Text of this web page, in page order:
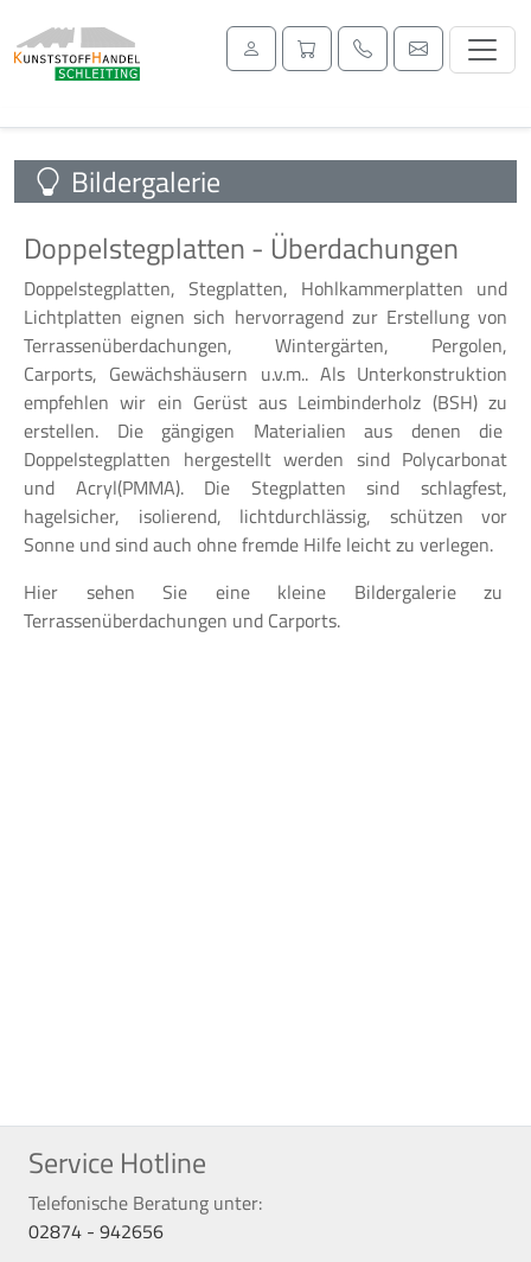
Bildergalerie
Doppelstegplatten - Überdachungen
Doppelstegplatten, Stegplatten, Hohlkammerplatten und
Lichtplatten eignen sich hervorragend zur Erstellung von
Terrassenüberdachungen, Wintergärten, Pergolen,
Carports, Gewächshäusern u.v.m.. Als Unterkonstruktion
empfehlen wir ein Gerüst aus Leimbinderholz (BSH) zu
erstellen. Die gängigen Materialien aus denen die
Doppelstegplatten hergestellt werden sind Polycarbonat
und Acryl(PMMA). Die Stegplatten sind schlagfest,
hagelsicher, isolierend, lichtdurchlässig, schützen vor
Sonne und sind auch ohne fremde Hilfe leicht zu verlegen.
Hier sehen Sie eine kleine Bildergalerie zu
Terrassenüberdachungen und Carports.
Service Hotline
Telefonische Beratung unter:
02874 - 942656